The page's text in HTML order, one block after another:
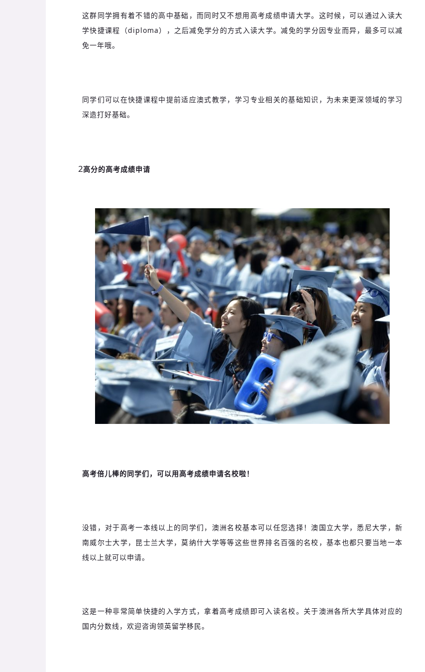
这群同学拥有着不错的高中基础，而同时又不想用高考成绩申请大学。这时候，可以通过入读大
学快捷课程（diploma），之后减免学分的方式入读大学。减免的学分因专业而异，最多可以减
免一年哦。
同学们可以在快捷课程中提前适应澳式教学，学习专业相关的基础知识，为未来更深领域的学习
深造打好基础。
2高分的高考成绩申请
高考倍儿棒的同学们，可以用高考成绩申请名校啦！
没错，对于高考一本线以上的同学们，澳洲名校基本可以任您选择！澳国立大学，悉尼大学，新
南威尔士大学，昆士兰大学，莫纳什大学等等这些世界排名百强的名校，基本也都只要当地一本
线以上就可以申请。
这是一种非常简单快捷的入学方式，拿着高考成绩即可入读名校。关于澳洲各所大学具体对应的
国内分数线，欢迎咨询领英留学移民。